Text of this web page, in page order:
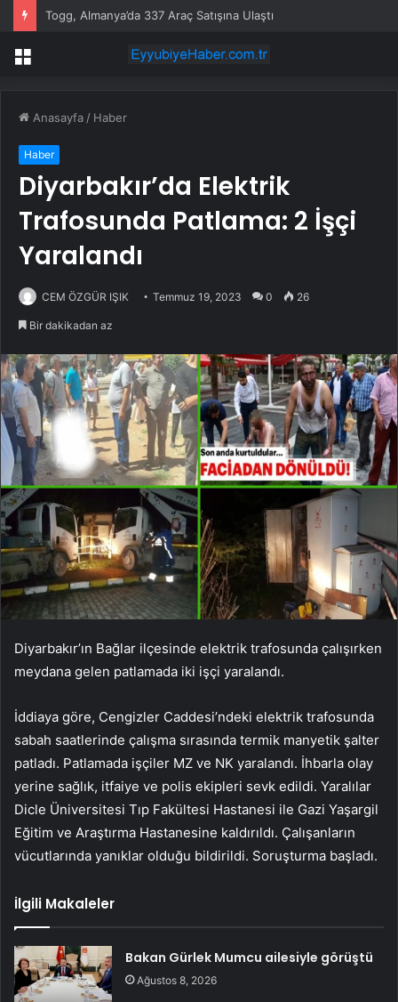
Togg, Almanya’da 337 Araç Satışına Ulaştı
Menü
Anasayfa / Haber
Haber
Diyarbakır’da Elektrik
Trafosunda Patlama: 2 İşçi
Yaralandı
CEM ÖZGÜR IŞIK Temmuz 19, 2023 0 26
Bir dakikadan az
Diyarbakır’ın Bağlar ilçesinde elektrik trafosunda çalışırken
meydana gelen patlamada iki işçi yaralandı.
İddiaya göre, Cengizler Caddesi’ndeki elektrik trafosunda
sabah saatlerinde çalışma sırasında termik manyetik şalter
patladı. Patlamada işçiler MZ ve NK yaralandı. İhbarla olay
yerine sağlık, itfaiye ve polis ekipleri sevk edildi. Yaralılar
Dicle Üniversitesi Tıp Fakültesi Hastanesi ile Gazi Yaşargil
Eğitim ve Araştırma Hastanesine kaldırıldı. Çalışanların
vücutlarında yanıklar olduğu bildirildi. Soruşturma başladı.
İlgili Makaleler
Bakan Gürlek Mumcu ailesiyle görüştü
Ağustos 8, 2026